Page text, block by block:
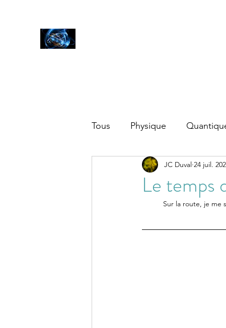
Tous Physique
Le temps
JC Duval 24 juil.